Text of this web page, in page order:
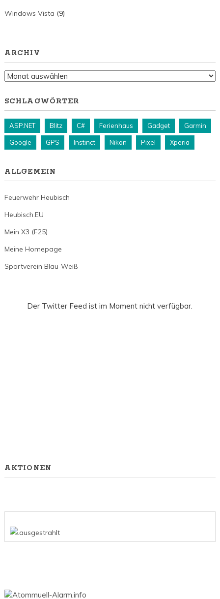
Windows Vista (9)
ARCHIV
Archiv
SCHLAGWÖRTER
ASP.NET Blitz C# Ferienhaus Gadget Garmin
Google GPS Instinct Nikon Pixel Xperia
ALLGEMEIN
Feuerwehr Heubisch
Heubisch.EU
Mein X3 (F25)
Meine Homepage
Sportverein Blau-Weiß
Der Twitter Feed ist im Moment nicht verfügbar.
AKTIONEN